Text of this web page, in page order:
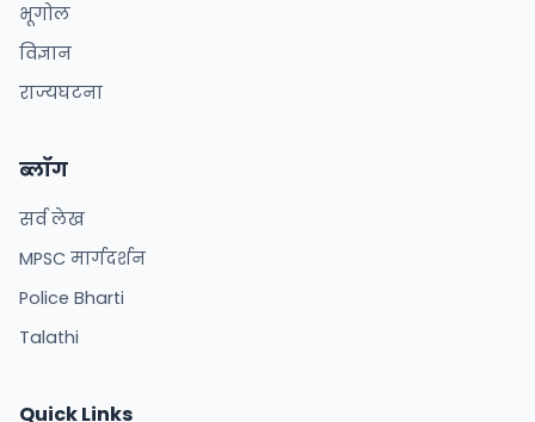
भूगोल
विज्ञान
राज्यघटना
ब्लॉग
सर्व लेख
MPSC मार्गदर्शन
Police Bharti
Talathi
Quick Links